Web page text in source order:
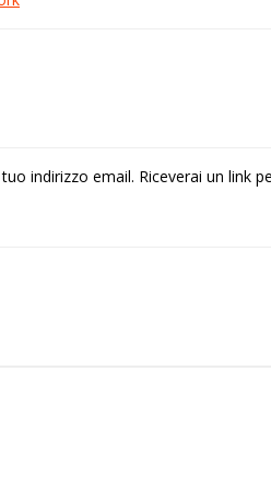
indirizzo email. Riceverai un link